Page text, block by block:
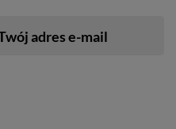
adres e-mail